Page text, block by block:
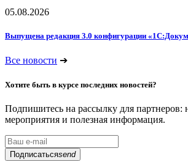
05.08.2026
Выпущена редакция 3.0 конфигурации
Все новости ➔
Хотите быть в курсе последних новостей?
Подпишитесь на рассылку для партнеров:
мероприятия и полезная информация.
Подписатьсяsend